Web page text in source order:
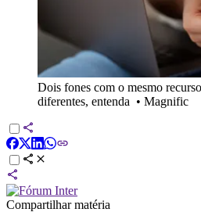
Dois fones com o mesmo
diferentes, entenda • Magnific
Compartilhar matéria